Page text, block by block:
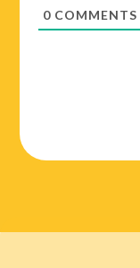
0 COMMENTS